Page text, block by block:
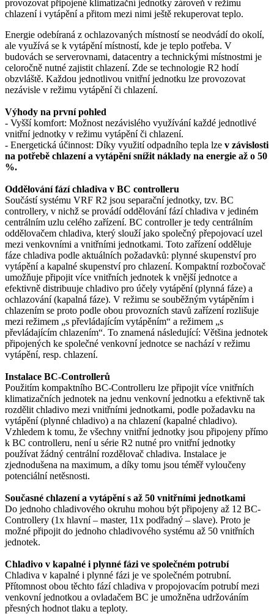
provozovat připojené klimatizační jednotky zároveň v režimu
chlazení i vytápění a přitom mezi nimi ještě rekuperovat teplo.
Energie odebíraná z ochlazovaných místností se neodvádí do okolí,
ale využívá se k vytápění místností, kde je teplo potřeba. V
budovách se serverovnami, datacentry a technickými místnostmi je
celoročně nutné zajistit chlazení. Zde se technologie R2 hodí
obzvláště. Každou jednotlivou vnitřní jednotku lze provozovat
nezávisle v režimu vytápění či chlazení.
Výhody na první pohled
- Vyšší komfort: Možnost nezávislého využívání každé jednotlivé
vnitřní jednotky v režimu vytápění či chlazení.
- Energetická účinnost: Díky využití odpadního tepla lze v závislosti
na potřebě chlazení a vytápění snížit náklady na energie až o 50
%.
Oddělování fází chladiva v BC controlleru
Součástí systému VRF R2 jsou separační jednotky, tzv. BC
controllery, v nichž se provádí oddělování fází chladiva v jediném
centrálním uzlu celého zařízení. BC controller je tedy centrálním
oddělovačem chladiva, který slouží jako společný přepojovací uzel
mezi venkovními a vnitřními jednotkami. Toto zařízení odděluje
fáze chladiva podle aktuálních požadavků: plynné skupenství pro
vytápění a kapalné skupenství pro chlazení. Kompaktní rozbočovač
umožňuje připojit více vnitřních jednotek k vnější jednotce a
efektivně distribuuje chladivo pro účely vytápění (plynná fáze) a
ochlazování (kapalná fáze). V režimu se souběžným vytápěním i
chlazením se proto podle obou provozních stavů zařízení rozlišuje
mezi režimem „s převládajícím vytápěním“ a režimem „s
převládajícím chlazením“. To znamená následující: Většina jednotek
připojených ke společné venkovní jednotce se nachází v režimu
vytápění, resp. chlazení.
Instalace BC-Controllerů
Použitím kompaktního BC-Controlleru lze připojit více vnitřních
klimatizačních jednotek na jednu venkovní jednotku a efektivně tak
rozdělit chladivo mezi vnitřními jednotkami, podle požadavku na
vytápění (plynné chladivo) a na chlazení (kapalné chladivo).
Vzhledem k tomu, že všechny vnitřní jednotky jsou připojeny přímo
k BC controlleru, není u série R2 nutné pro vnitřní jednotky
používat žádný centrální rozdělovač chladiva. Instalace je
zjednodušena na maximum, a díky tomu jsou téměř vyloučeny
potenciální netěsnosti.
Současné chlazení a vytápění s až 50 vnitřními jednotkami
Do jednoho chladivového okruhu mohou být připojeny až 12 BC-
Controllery (1x hlavní – master, 11x podřadný – slave). Proto je
možné připojit do jednoho chladivového systému až 50 vnitřních
jednotek.
Chladivo v kapalné i plynné fázi ve společném potrubí
Chladiva v kapalné i plynné fázi je ve společném potrubní.
Přítomnost obou těchto fází chladiva v propojovacím potrubí mezi
venkovní jednotkou a ovladačem BC je umožněna udržováním
přesných hodnot tlaku a teploty.